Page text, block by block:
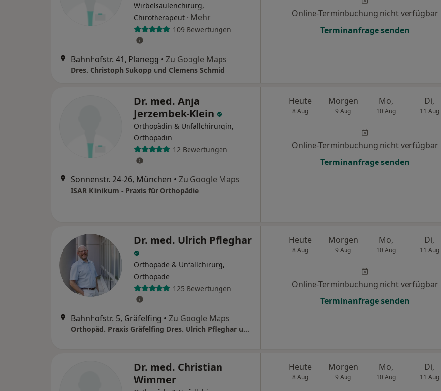
Wirbelsäulenchirurg,
Chirotherapeut · Mehr
109 Bewertungen
Bahnhofstr. 41, Planegg • Zu Google Maps
Dres. Christoph Sukopp und Clemens Schmid
Online-Terminbuchung nicht verfügbar
Terminanfrage senden
Dr. med. Anja
Jerzembek-Klein
Orthopädin & Unfallchirurgin,
Orthopädin
12 Bewertungen
Sonnenstr. 24-26, München • Zu Google Maps
ISAR Klinikum - Praxis für Orthopädie
Heute
8 Aug
Morgen
9 Aug
Mo,
10 Aug
Di,
11 Aug
Online-Terminbuchung nicht verfügbar
Terminanfrage senden
Dr. med. Ulrich Pfleghar
Orthopäde & Unfallchirurg,
Orthopäde
125 Bewertungen
Bahnhofstr. 5, Gräfelfing • Zu Google Maps
Orthopäd. Praxis Gräfelfing Dres. Ulrich Pfleghar und Dean Sobczyk
Heute
8 Aug
Morgen
9 Aug
Mo,
10 Aug
Di,
11 Aug
Online-Terminbuchung nicht verfügbar
Terminanfrage senden
Dr. med. Christian
Wimmer
Heute
8 Aug
Morgen
9 Aug
Mo,
10 Aug
Di,
11 Aug